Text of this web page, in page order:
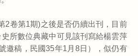
卷第1期)之後是否仍續出刊，目前
所數位典藏中可見該刊寫給楊雲萍
邀稿，民國35年1月8日），似仍有